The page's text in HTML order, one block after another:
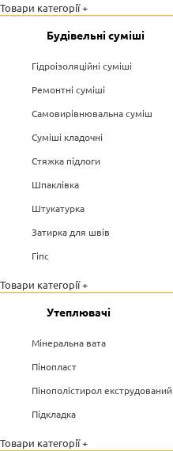
Товари категорії +
Будівельні суміші
Гідроізоляційні суміші
Ремонтні суміші
Самовирівнювальна суміш
Суміші кладочні
Стяжка підлоги
Шпаклівка
Штукатурка
Затирка для швів
Гіпс
Товари категорії +
Утеплювачі
Мінеральна вата
Пінопласт
Пінополістирол екструдований
Підкладка
Товари категорії +